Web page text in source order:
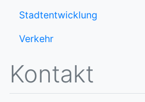
Stadtentwicklung
Verkehr
Kontakt